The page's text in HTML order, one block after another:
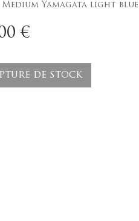
Medium Yamagata light blue
€Prix
de stock